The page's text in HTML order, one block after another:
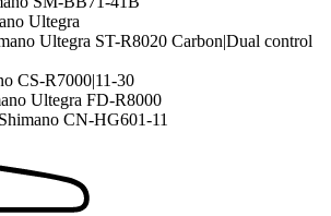
Ultegra
Ultegra ST-R8020 Carbon|Dual control
CS-R7000|11-30
Ultegra FD-R8000
Shimano CN-HG601-11